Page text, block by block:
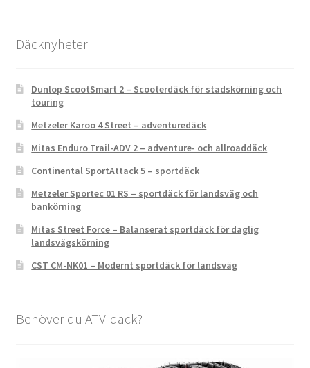
Däcknyheter
Dunlop ScootSmart 2 – Scooterdäck för stadskörning och
touring
Metzeler Karoo 4 Street – adventuredäck
Mitas Enduro Trail-ADV 2 – adventure- och allroaddäck
Continental SportAttack 5 – sportdäck
Metzeler Sportec 01 RS – sportdäck för landsväg och
bankörning
Mitas Street Force – Balanserat sportdäck för daglig
landsvägskörning
CST CM-NK01 – Modernt sportdäck för landsväg
Behöver du ATV-däck?